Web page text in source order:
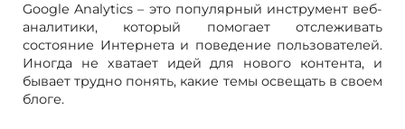
Google Analytics – это популярный инструмент веб-
аналитики, который помогает отслеживать
состояние Интернета и поведение пользователей.
Иногда не хватает идей для нового контента, и
бывает трудно понять, какие темы освещать в своем
блоге.